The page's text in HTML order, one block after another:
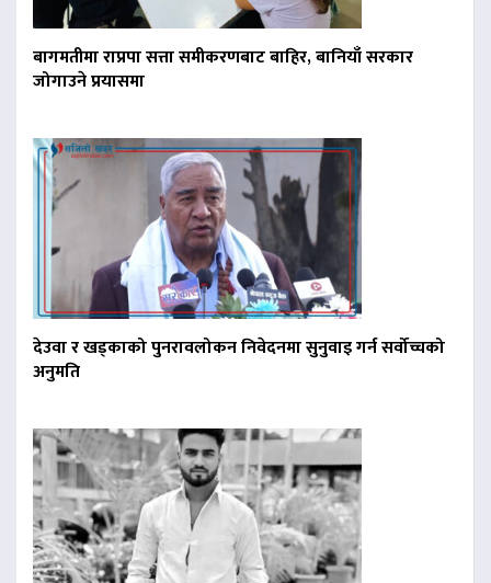
बागमतीमा राप्रपा सत्ता समीकरणबाट बाहिर, बानियाँ सरकार
जोगाउने प्रयासमा
देउवा र खड्काको पुनरावलोकन निवेदनमा सुनुवाइ गर्न सर्वोच्चको
अनुमति